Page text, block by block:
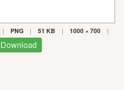
| PNG | 51 KB | 1000 × 700 |
Download